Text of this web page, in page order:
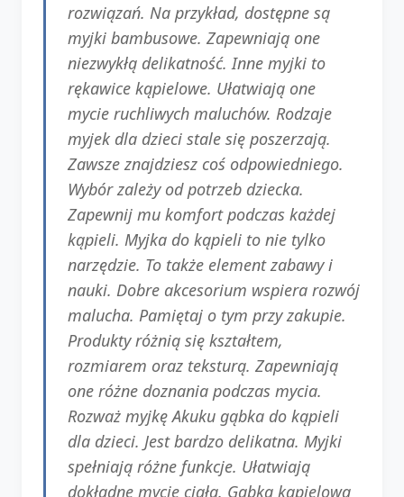
rozwiązań. Na przykład, dostępne są
myjki bambusowe. Zapewniają one
niezwykłą delikatność. Inne myjki to
rękawice kąpielowe. Ułatwiają one
mycie ruchliwych maluchów. Rodzaje
myjek dla dzieci stale się poszerzają.
Zawsze znajdziesz coś odpowiedniego.
Wybór zależy od potrzeb dziecka.
Zapewnij mu komfort podczas każdej
kąpieli. Myjka do kąpieli to nie tylko
narzędzie. To także element zabawy i
nauki. Dobre akcesorium wspiera rozwój
malucha. Pamiętaj o tym przy zakupie.
Produkty różnią się kształtem,
rozmiarem oraz teksturą. Zapewniają
one różne doznania podczas mycia.
Rozważ myjkę Akuku gąbka do kąpieli
dla dzieci. Jest bardzo delikatna. Myjki
spełniają różne funkcje. Ułatwiają
dokładne mycie ciała. Gąbka kąpielowa